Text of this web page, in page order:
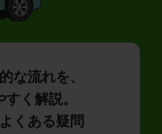
な流れを、
く解説。
くある疑問